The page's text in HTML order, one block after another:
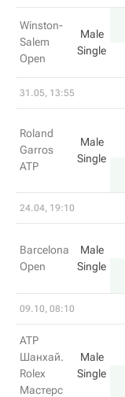
Winston-
Salem
Open
Male
Single
31.05, 13:55
Roland
Garros
ATP
Male
Single
24.04, 19:10
Barcelona
Open
Male
Single
09.10, 08:10
ATP
Шанхай.
Rolex
Мастерс
Male
Single